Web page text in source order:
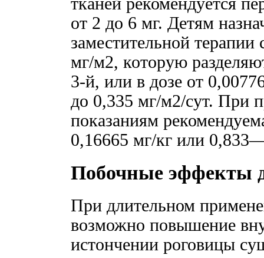
от 2 до 6 мг. Детям
заместительной терапии
мг/м2, которую
3-й, или в дозе от
до 0,335 мг/м2/сут. При
показаниям
0,16665 мг/кг или
Побочные эффекты
При длительном
возможно повышение
истончении роговицы